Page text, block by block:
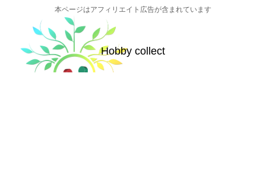
本ページはアフィリエイト広告が含まれています
Hobby collect